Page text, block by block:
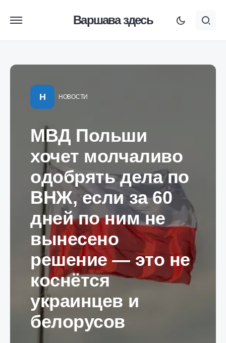
Варшава здесь
Н НОВОСТИ
МВД Польши
хочет молчаливо
одобрять дела по
ВНЖ, если за 60
дней по ним не
вынесено
решение — это не
коснётся
украинцев и
белорусов